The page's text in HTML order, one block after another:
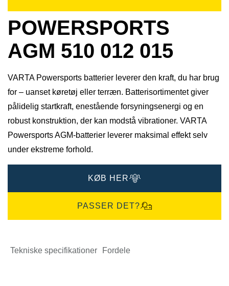
POWERSPORTS
AGM 510 012 015
VARTA Powersports batterier leverer den kraft, du har brug
for – uanset køretøj eller terræn. Batterisortimentet giver
pålidelig startkraft, enestående forsyningsenergi og en
robust konstruktion, der kan modstå vibrationer. VARTA
Powersports AGM-batterier leverer maksimal effekt selv
under ekstreme forhold.
KØB HER
PASSER DET?
Tekniske specifikationer Fordele